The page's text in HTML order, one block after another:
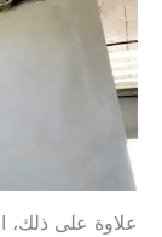
علاوة على ذلك،